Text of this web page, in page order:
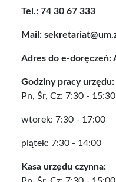
Tel.: 74 30 67 333
Mail:
Adres do e-doręczeń:
Godziny pracy urzędu:
Pn, Śr, Cz: 7:30 - 15:30
wtorek: 7:30 - 17:00
piątek: 7:30 - 14:00
Kasa urzędu czynna: